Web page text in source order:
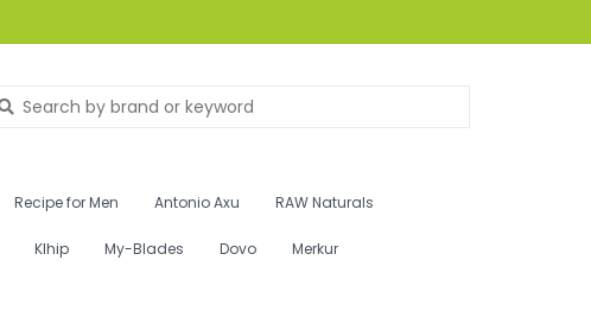
Recipe for Men Antonio Axu RAW Naturals
Klhip My-Blades Dovo Merkur